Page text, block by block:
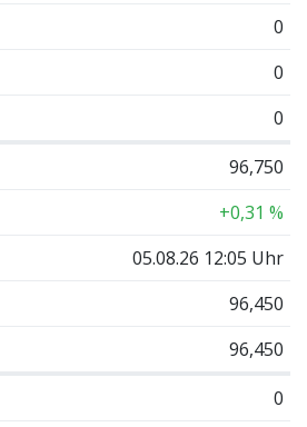
0
0
0
96,750
+0,31 %
05.08.26 12:05 Uhr
96,450
96,450
0